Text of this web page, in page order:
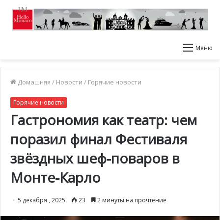
Меню
Домашняя / Новости / Горячие новости
Горячие новости
Гастрономия как театр: чем
поразил финал Фестиваля
звёздных шеф-поваров в
Монте-Карло
5 декабря , 2025 23 2 минуты на прочтение